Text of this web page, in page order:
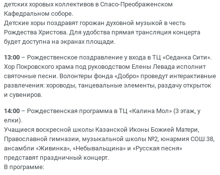
детских хоровых коллективов в Спасо-Преображенском
Кафедральном соборе.
Детские хоры поздравят горожан духовной музыкой в честь
Рождества Христова. Для удобства прямая трансляция концерта
будет доступна на экранах площади.
13:00 – Рождественское поздравление у входа в ТЦ «Седанка Сити».
Хор Покровского храма под руководством Елены Левада исполнит
святочные песни. Волонтеры фонда «Добро» проведут интерактивные
развлечения: хороводы, танцевальные элементы, раздачу открыток
и сувениров.
14:00 – Рождественская программа в ТЦ «Калина Мол» (3 этаж, у
елки).
Учащиеся воскресной школы Казанской Иконы Божией Матери,
Православной гимназии, музыкальной школы №2, юнармия СОШ 38,
ансамбли «Живинка», «Небывальщина» и «Русская песня»
представят праздничный концерт.
В программе: